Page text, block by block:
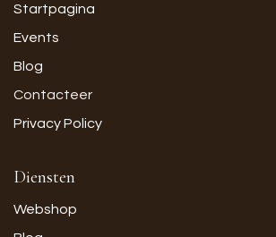
Startpagina
Events
Blog
Contacteer
Privacy Policy
Diensten
Webshop